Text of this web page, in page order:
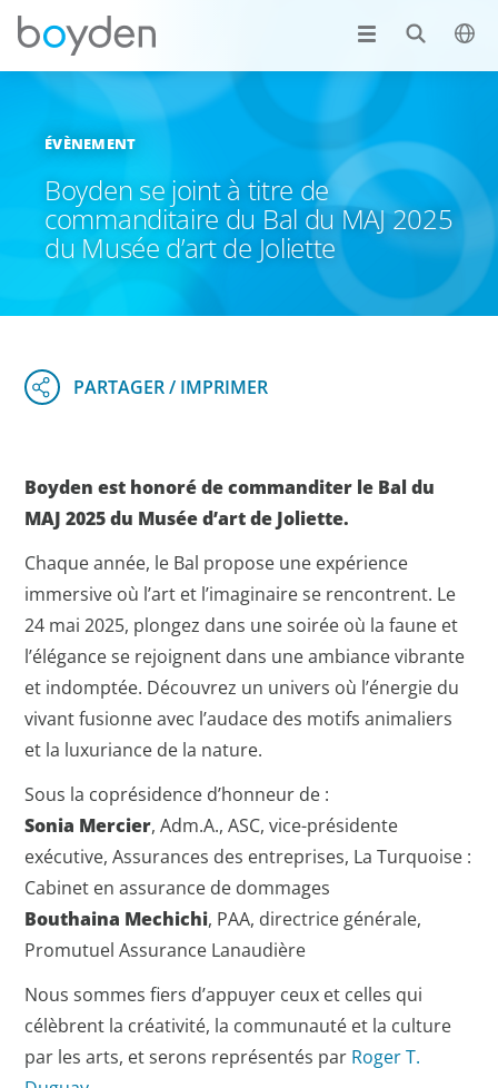
ÉVÈNEMENT
Boyden se joint à titre de
commanditaire du Bal du MAJ 2025
du Musée d’art de Joliette
Boyden est honoré de commanditer le Bal du
MAJ 2025 du Musée d’art de Joliette.
Chaque année, le Bal propose une expérience
immersive où l’art et l’imaginaire se rencontrent. Le
24 mai 2025, plongez dans une soirée où la faune et
l’élégance se rejoignent dans une ambiance vibrante
et indomptée. Découvrez un univers où l’énergie du
vivant fusionne avec l’audace des motifs animaliers
et la luxuriance de la nature.
Sous la coprésidence d’honneur de :
Sonia Mercier, Adm.A., ASC, vice-présidente
exécutive, Assurances des entreprises, La Turquoise :
Cabinet en assurance de dommages
Bouthaina Mechichi, PAA, directrice générale,
Promutuel Assurance Lanaudière
Nous sommes fiers d’appuyer ceux et celles qui
célèbrent la créativité, la communauté et la culture
par les arts, et serons représentés par Roger T.